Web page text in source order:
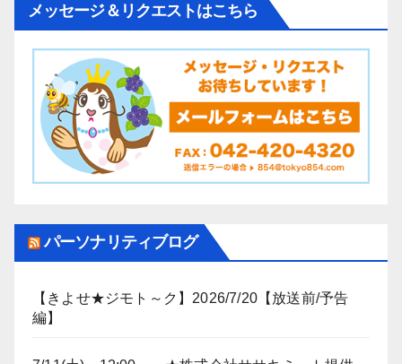
メッセージ＆リクエストはこちら
パーソナリティブログ
【きよせ★ジモト～ク】2026/7/20【放送前/予告
編】